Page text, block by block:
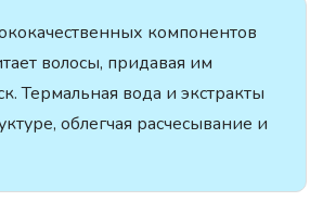
компонентов
волосы, придавая им
Термальная вода и экстракты
облегчая расчесывание и